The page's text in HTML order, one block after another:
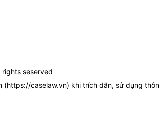
seserved
(https://caselaw.vn) khi trích dẫn, sử dụng